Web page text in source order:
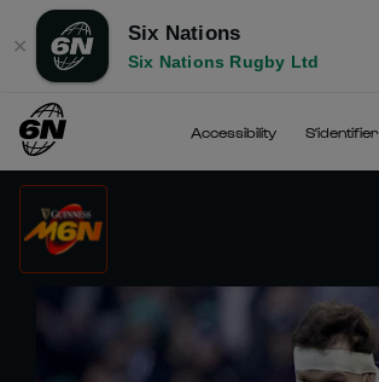
✕
Six Nations
Six Nations Rugby Ltd
Accessibility S'identifier